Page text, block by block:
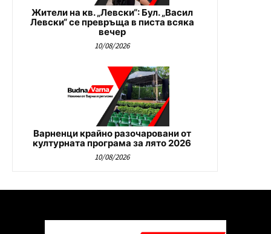
Жители на кв. „Левски“: Бул. „Васил
Левски“ се превръща в писта всяка
вечер
10/08/2026
Варненци крайно разочаровани от
културната програма за лято 2026
10/08/2026